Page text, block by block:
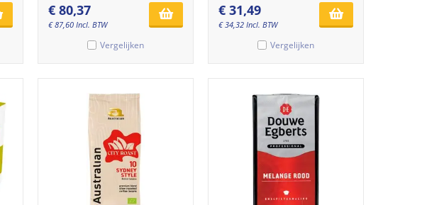
€ 80,37
€87,60 Incl. BTW
Vergelijken
€ 31,49
€34,32 Incl. BTW
Vergelijken